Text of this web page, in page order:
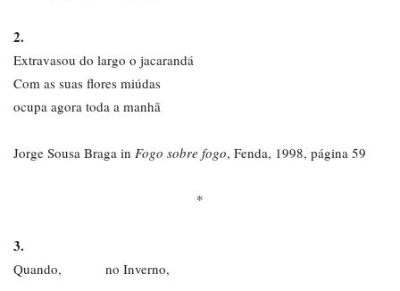
2.
Extravasou do largo o jacarandá
Com as suas flores miúdas
ocupa agora toda a manhã
Jorge Sousa Braga in Fogo sobre fogo, Fenda, 1998, página 59
*
3.
Quando, no Inverno,